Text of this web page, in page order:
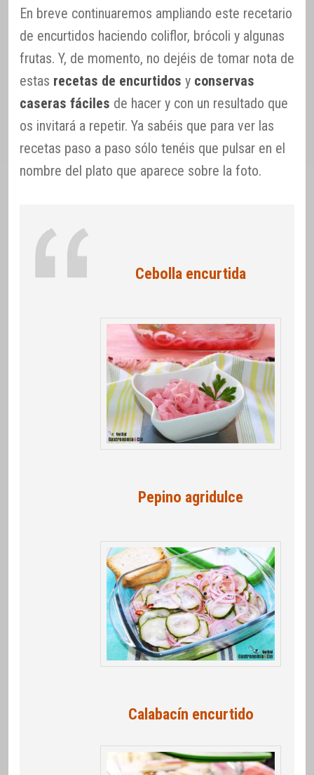
En breve continuaremos ampliando este recetario
de encurtidos haciendo coliflor, brócoli y algunas
frutas. Y, de momento, no dejéis de tomar nota de
estas recetas de encurtidos y conservas
caseras fáciles de hacer y con un resultado que
os invitará a repetir. Ya sabéis que para ver las
recetas paso a paso sólo tenéis que pulsar en el
nombre del plato que aparece sobre la foto.
Cebolla encurtida
Pepino agridulce
Calabacín encurtido